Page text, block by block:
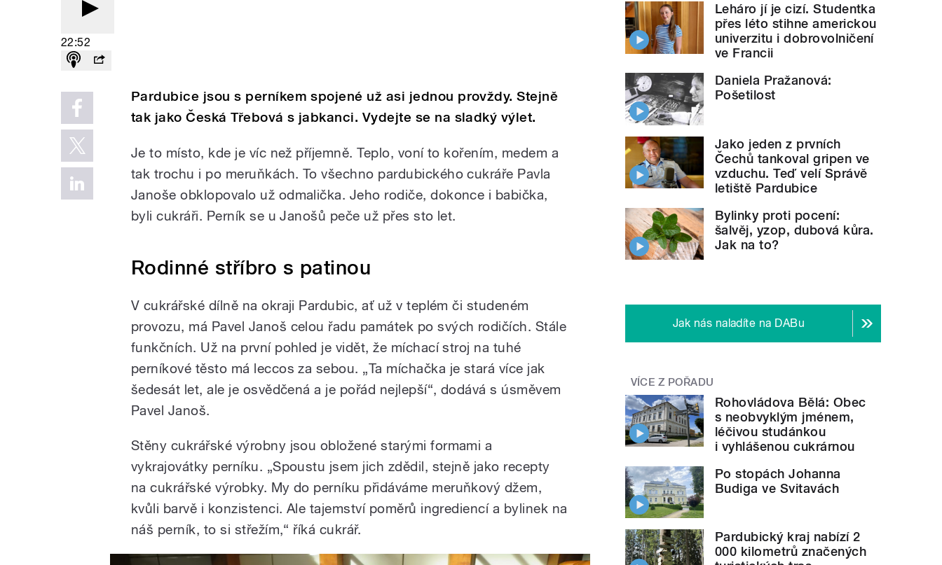
22:52
Pardubice jsou s perníkem spojené už asi jednou provždy. Stejně
tak jako Česká Třebová s jabkanci. Vydejte se na sladký výlet.
Je to místo, kde je víc než příjemně. Teplo, voní to kořením, medem a
tak trochu i po meruňkách. To všechno pardubického cukráře Pavla
Janoše obklopovalo už odmalička. Jeho rodiče, dokonce i babička,
byli cukráři. Perník se u Janošů peče už přes sto let.
Rodinné stříbro s patinou
V cukrářské dílně na okraji Pardubic, ať už v teplém či studeném
provozu, má Pavel Janoš celou řadu památek po svých rodičích. Stále
funkčních. Už na první pohled je vidět, že míchací stroj na tuhé
perníkové těsto má leccos za sebou. „Ta míchačka je stará více jak
šedesát let, ale je osvědčená a je pořád nejlepší“, dodává s úsměvem
Pavel Janoš.
Stěny cukrářské výrobny jsou obložené starými formami a
vykrajovátky perníku. „Spoustu jsem jich zdědil, stejně jako recepty
na cukrářské výrobky. My do perníku přidáváme meruňkový džem,
kvůli barvě i konzistenci. Ale tajemství poměrů ingrediencí a bylinek na
náš perník, to si střežím,“ říká cukrář.
Leháro jí je cizí. Studentka
přes léto stihne americkou
univerzitu i dobrovolničení
ve Francii
Daniela Pražanová:
Pošetilost
Jako jeden z prvních
Čechů tankoval gripen ve
vzduchu. Teď velí Správě
letiště Pardubice
Bylinky proti pocení:
šalvěj, yzop, dubová kůra.
Jak na to?
Jak nás naladíte na DABu
VÍCE Z POŘADU
Rohovládova Bělá: Obec
s neobvyklým jménem,
léčivou studánkou
i vyhlášenou cukrárnou
Po stopách Johanna
Budiga ve Svitavách
Pardubický kraj nabízí 2
000 kilometrů značených